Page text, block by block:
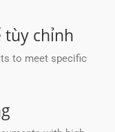
tùy chỉnh
to meet specific